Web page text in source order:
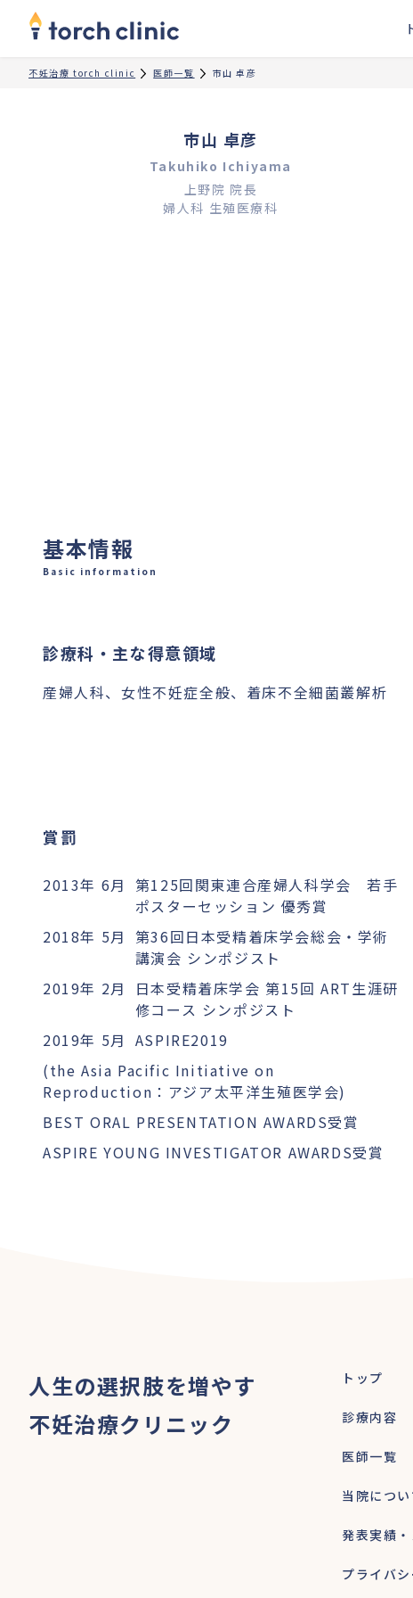
不妊治療 torch clinic 医師一覧 市山 卓彦
市山 卓彦
Takuhiko Ichiyama
上野院 院長
婦人科 生殖医療科
基本情報
Basic information
診療科・主な得意領域
産婦人科、女性不妊症全般、着床不全細菌叢解析
賞罰
2013年 6月 第125回関東連合産婦人科学会 若手
ポスターセッション 優秀賞
2018年 5月 第36回日本受精着床学会総会・学術
講演会 シンポジスト
2019年 2月
日本受精着床学会 第15回 ART生涯研
修コース シンポジスト
2019年 5月 ASPIRE2019
(the Asia Pacific Initiative on
Reproduction：アジア太平洋生殖医学会)
BEST ORAL PRESENTATION AWARDS受賞
ASPIRE YOUNG INVESTIGATOR AWARDS受賞
人生の選択肢を増やす
不妊治療クリニック
トップ
診療内容
医師一覧
当院につい
発表実績
プライバ